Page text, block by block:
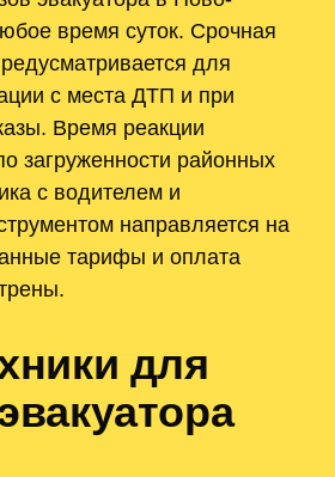
время суток. Срочная
для
с места ДТП и при
Время реакции
загруженности районных
с водителем и
направляется на
тарифы и оплата
для